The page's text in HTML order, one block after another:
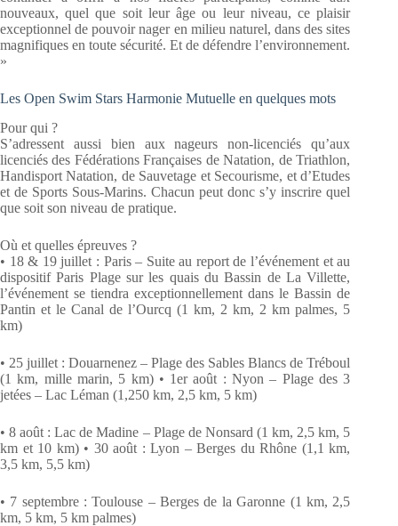
nouveaux, quel que soit leur âge ou leur niveau, ce plaisir
exceptionnel de pouvoir nager en milieu naturel, dans des sites
magnifiques en toute sécurité. Et de défendre l’environnement.
»
Les Open Swim Stars Harmonie Mutuelle en quelques mots
Pour qui ?
S’adressent aussi bien aux nageurs non-licenciés qu’aux
licenciés des Fédérations Françaises de Natation, de Triathlon,
Handisport Natation, de Sauvetage et Secourisme, et d’Etudes
et de Sports Sous-Marins. Chacun peut donc s’y inscrire quel
que soit son niveau de pratique.
Où et quelles épreuves ?
• 18 & 19 juillet : Paris – Suite au report de l’événement et au
dispositif Paris Plage sur les quais du Bassin de La Villette,
l’événement se tiendra exceptionnellement dans le Bassin de
Pantin et le Canal de l’Ourcq (1 km, 2 km, 2 km palmes, 5
km)
• 25 juillet : Douarnenez – Plage des Sables Blancs de Tréboul
(1 km, mille marin, 5 km) • 1er août : Nyon – Plage des 3
jetées – Lac Léman (1,250 km, 2,5 km, 5 km)
• 8 août : Lac de Madine – Plage de Nonsard (1 km, 2,5 km, 5
km et 10 km) • 30 août : Lyon – Berges du Rhône (1,1 km,
3,5 km, 5,5 km)
• 7 septembre : Toulouse – Berges de la Garonne (1 km, 2,5
km, 5 km, 5 km palmes)